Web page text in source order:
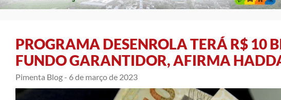
PROGRAMA DESENROLA TERÁ R$ 10
FUNDO GARANTIDOR, AFIRMA
Pimenta Blog - 6 de março de 2023